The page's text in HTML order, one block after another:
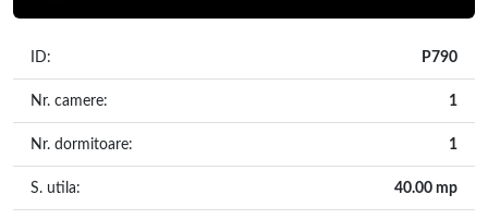
ID: P790
Nr. camere: 1
Nr. dormitoare: 1
S. utila: 40.00 mp